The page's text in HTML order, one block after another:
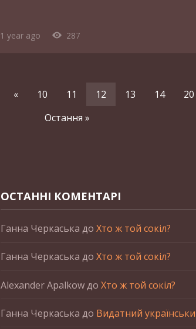
1 year ago 287
« 10 11 12 13 14 20
Остання »
ОСТАННІ КОМЕНТАРІ
Ганна Черкаська до Хто ж той сокіл?
Ганна Черкаська до Хто ж той сокіл?
Alexander Apalkowдо Хто ж той сокіл?
Ганна Черкаська до Видатний